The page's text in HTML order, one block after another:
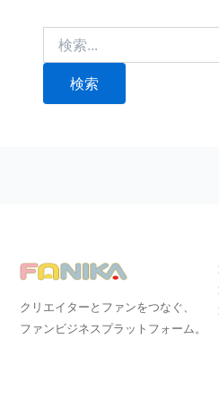
対
クリエイターとファンをつなぐ、
ファンビジネスプラットフォーム。